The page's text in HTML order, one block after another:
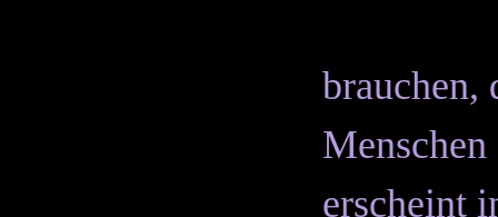
brauchen,
erscheint